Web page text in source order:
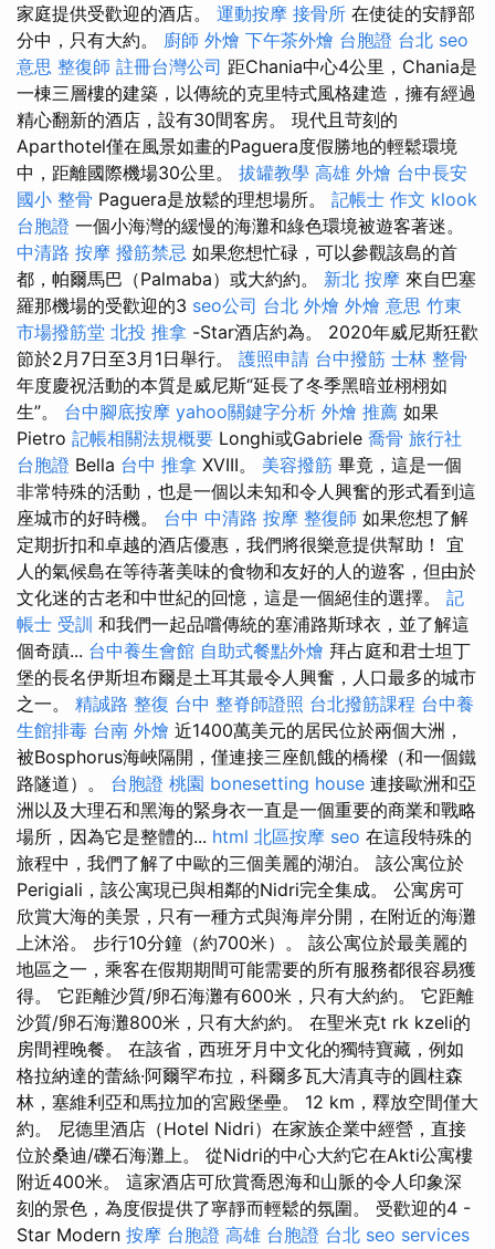
家庭提供受歡迎的酒店。 運動按摩 接骨所 在使徒的安靜部
分中，只有大約。 廚師 外燴 下午茶外燴 台胞證 台北 seo
意思 整復師 註冊台灣公司 距Chania中心4公里，Chania是
一棟三層樓的建築，以傳統的克里特式風格建造，擁有經過
精心翻新的酒店，設有30間客房。 現代且苛刻的
Aparthotel僅在風景如畫的Paguera度假勝地的輕鬆環境
中，距離國際機場30公里。 拔罐教學 高雄 外燴 台中長安
國小 整骨 Paguera是放鬆的理想場所。 記帳士 作文 klook
台胞證 一個小海灣的緩慢的海灘和綠色環境被遊客著迷。
中清路 按摩 撥筋禁忌 如果您想忙碌，可以參觀該島的首
都，帕爾馬巴（Palmaba）或大約約。 新北 按摩 來自巴塞
羅那機場的受歡迎的3 seo公司 台北 外燴 外燴 意思 竹東
市場撥筋堂 北投 推拿 -Star酒店約為。 2020年威尼斯狂歡
節於2月7日至3月1日舉行。 護照申請 台中撥筋 士林 整骨
年度慶祝活動的本質是威尼斯“延長了冬季黑暗並栩栩如
生”。 台中腳底按摩 yahoo關鍵字分析 外燴 推薦 如果
Pietro 記帳相關法規概要 Longhi或Gabriele 喬骨 旅行社
台胞證 Bella 台中 推拿 XVIII。 美容撥筋 畢竟，這是一個
非常特殊的活動，也是一個以未知和令人興奮的形式看到這
座城市的好時機。 台中 中清路 按摩 整復師 如果您想了解
定期折扣和卓越的酒店優惠，我們將很樂意提供幫助！ 宜
人的氣候島在等待著美味的食物和友好的人的遊客，但由於
文化迷的古老和中世紀的回憶，這是一個絕佳的選擇。 記
帳士 受訓 和我們一起品嚐傳統的塞浦路斯球衣，並了解這
個奇蹟... 台中養生會館 自助式餐點外燴 拜占庭和君士坦丁
堡的長名伊斯坦布爾是土耳其最令人興奮，人口最多的城市
之一。 精誠路 整復 台中 整脊師證照 台北撥筋課程 台中養
生館排毒 台南 外燴 近1400萬美元的居民位於兩個大洲，
被Bosphorus海峽隔開，僅連接三座飢餓的橋樑（和一個鐵
路隧道）。 台胞證 桃園 bonesetting house 連接歐洲和亞
洲以及大理石和黑海的緊身衣一直是一個重要的商業和戰略
場所，因為它是整體的... html 北區按摩 seo 在這段特殊的
旅程中，我們了解了中歐的三個美麗的湖泊。 該公寓位於
Perigiali，該公寓現已與相鄰的Nidri完全集成。 公寓房可
欣賞大海的美景，只​​有一種方式與海岸分開，在附近的海灘
上沐浴。 步行10分鐘（約700米）。 該公寓位於最美麗的
地區之一，乘客在假期期間可能需要的所有服務都很容易獲
得。 它距離沙質/卵石海灘有600米，只有大約約。 它距離
沙質/卵石海灘800米，只有大約約。 在聖米克t rk kzeli的
房間裡晚餐。 在該省，西班牙月中文化的獨特寶藏，例如
格拉納達的蕾絲·阿爾罕布拉，科爾多瓦大清真寺的圓柱森
林，塞維利亞和馬拉加的宮殿堡壘。 12 km，釋放空間僅大
約。 尼德里酒店（Hotel Nidri）在家族企業中經營，直接
位於桑迪/礫石海灘上。 從Nidri的中心大約它在Akti公寓樓
附近400米。 這家酒店可欣賞喬恩海和山脈的令人印象深
刻的景色，為度假提供了寧靜而輕鬆的氛圍。 受歡迎的4 -
Star Modern 按摩 台胞證 高雄 台胞證 台北 seo services